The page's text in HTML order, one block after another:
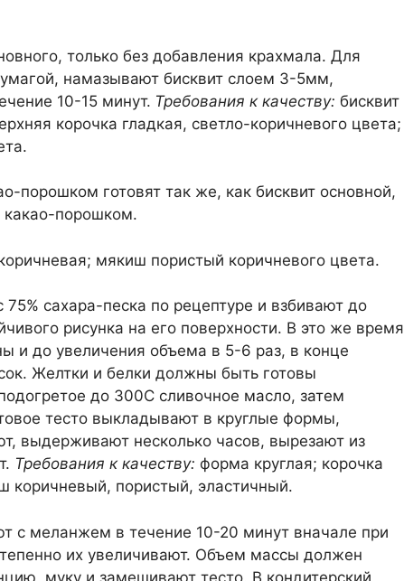
только без добавления крахмала. Для
намазывают бисквит слоем 3-5мм,
10-15 минут. Требования к качеству: бисквит
корочка гладкая, светло-коричневого цвета;
порошком готовят так же, как бисквит основной,
какао-порошком.
мякиш пористый коричневого цвета.
сахара-песка по рецептуре и взбивают до
рисунка на его поверхности. В это же время
и до увеличения объема в 5-6 раз, в конце
Желтки и белки должны быть готовы
до 300С сливочное масло, затем
тесто выкладывают в круглые формы,
выдерживают несколько часов, вырезают из
Требования к качеству: форма круглая; корочка
коричневый, пористый, эластичный.
с меланжем в течение 10-20 минут вначале при
их увеличивают. Объем массы должен
муку и замешивают тесто. В кондитерский